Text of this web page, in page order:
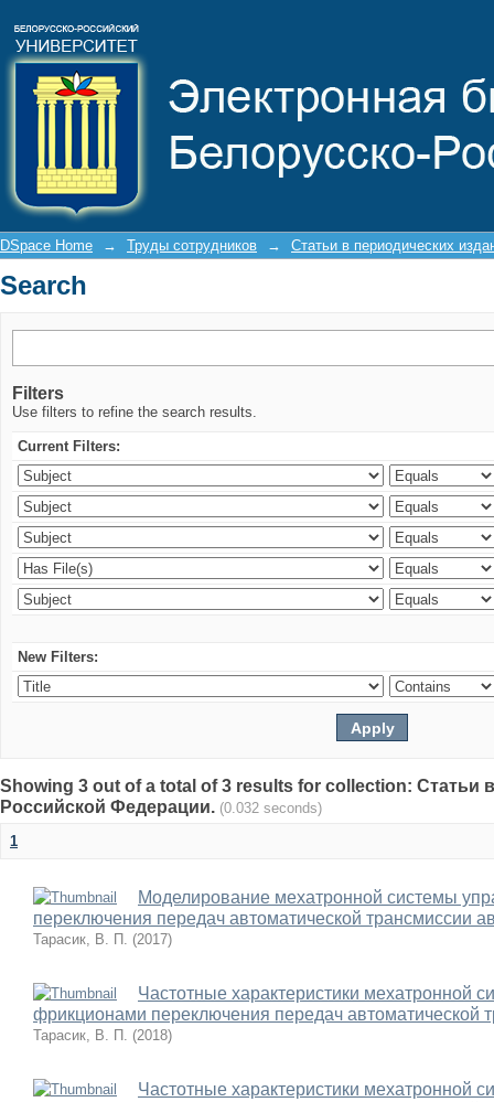
DSpace Home → Труды сотрудников → Статьи в периодических
Search
Filters
Use filters to refine the search results.
Current Filters:
New Filters:
Showing 3 out of a total of 3 results for collection: Статьи
Российской Федерации. (0.032 seconds)
1
Моделирование мехатронной системы
переключения передач автоматической трансмиссии
Тарасик, В. П. (2017)
Частотные характеристики мехатронной
фрикционами переключения передач автоматической
Тарасик, В. П. (2018)
Частотные характеристики мехатронной